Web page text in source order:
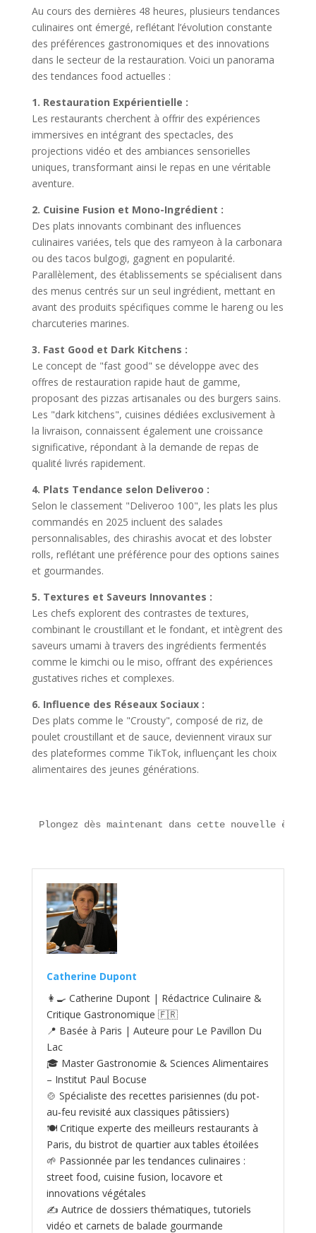
Au cours des dernières 48 heures, plusieurs tendances
culinaires ont émergé, reflétant l’évolution constante
des préférences gastronomiques et des innovations
dans le secteur de la restauration. Voici un panorama
des tendances food actuelles :
1. Restauration Expérientielle :
Les restaurants cherchent à offrir des expériences
immersives en intégrant des spectacles, des
projections vidéo et des ambiances sensorielles
uniques, transformant ainsi le repas en une véritable
aventure.
2. Cuisine Fusion et Mono-Ingrédient :
Des plats innovants combinant des influences
culinaires variées, tels que des ramyeon à la carbonara
ou des tacos bulgogi, gagnent en popularité.
Parallèlement, des établissements se spécialisent dans
des menus centrés sur un seul ingrédient, mettant en
avant des produits spécifiques comme le hareng ou les
charcuteries marines.
3. Fast Good et Dark Kitchens :
Le concept de "fast good" se développe avec des
offres de restauration rapide haut de gamme,
proposant des pizzas artisanales ou des burgers sains.
Les "dark kitchens", cuisines dédiées exclusivement à
la livraison, connaissent également une croissance
significative, répondant à la demande de repas de
qualité livrés rapidement.
4. Plats Tendance selon Deliveroo :
Selon le classement "Deliveroo 100", les plats les plus
commandés en 2025 incluent des salades
personnalisables, des chirashis avocat et des lobster
rolls, reflétant une préférence pour des options saines
et gourmandes.
5. Textures et Saveurs Innovantes :
Les chefs explorent des contrastes de textures,
combinant le croustillant et le fondant, et intègrent des
saveurs umami à travers des ingrédients fermentés
comme le kimchi ou le miso, offrant des expériences
gustatives riches et complexes.
6. Influence des Réseaux Sociaux :
Des plats comme le "Crousty", composé de riz, de
poulet croustillant et de sauce, deviennent viraux sur
des plateformes comme TikTok, influençant les choix
alimentaires des jeunes générations.
Plongez dès maintenant dans cette nouvelle ère
Catherine Dupont
👩‍🍳 Catherine Dupont | Rédactrice Culinaire &
Critique Gastronomique 🇫🇷
📍 Basée à Paris | Auteure pour Le Pavillon Du
Lac
🎓 Master Gastronomie & Sciences Alimentaires
– Institut Paul Bocuse
🍲 Spécialiste des recettes parisiennes (du pot-
au‑feu revisité aux classiques pâtissiers)
🍽️ Critique experte des meilleurs restaurants à
Paris, du bistrot de quartier aux tables étoilées
🌱 Passionnée par les tendances culinaires :
street food, cuisine fusion, locavore et
innovations végétales
✍️ Autrice de dossiers thématiques, tutoriels
vidéo et carnets de balade gourmande